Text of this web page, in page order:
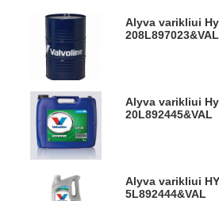
Alyva varikliui Hybrid C2 5W30
208L897023&VAL
Alyva varikliui Hybrid C2 5W30
20L892445&VAL
Alyva varikliui HYBRID C2 5W30
5L892444&VAL